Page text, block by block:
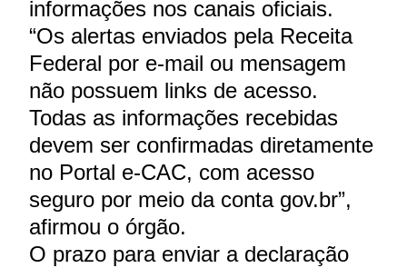
informações nos canais oficiais.
“Os alertas enviados pela Receita
Federal por e-mail ou mensagem
não possuem links de acesso.
Todas as informações recebidas
devem ser confirmadas diretamente
no Portal e-CAC, com acesso
seguro por meio da conta gov.br”,
afirmou o órgão.
O prazo para enviar a declaração